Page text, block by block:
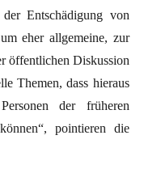
Entschädigung von
eher allgemeine, zur
öffentlichen Diskussion
Themen, dass hieraus
der früheren
pointieren die